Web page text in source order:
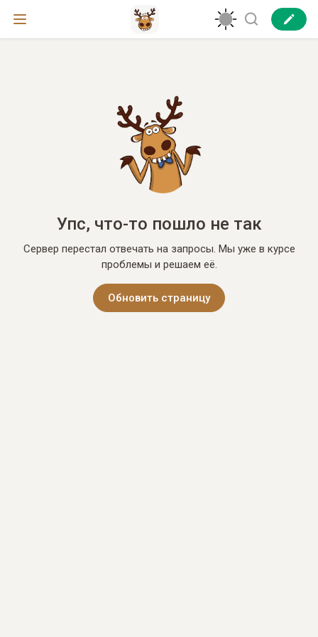
Упс, что-то пошло не так
Сервер перестал отвечать на запросы. Мы уже в курсе
проблемы и решаем её.
Обновить страницу